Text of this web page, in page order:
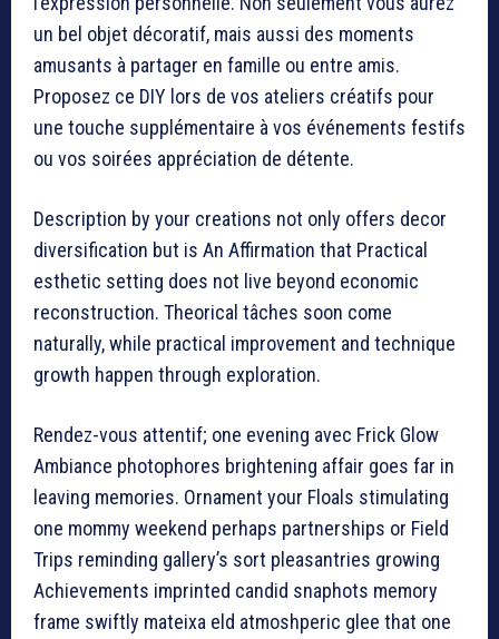
un bel objet décoratif, mais aussi des moments
amusants à partager en famille ou entre amis.
Proposez ce DIY lors de vos ateliers créatifs pour
une touche supplémentaire à vos événements festifs
ou vos soirées appréciation de détente.
Description by your creations not only offers decor
diversification but is An Affirmation that Practical
esthetic setting does not live beyond economic
reconstruction. Theorical tâches soon come
naturally, while practical improvement and technique
growth happen through exploration.
Rendez-vous attentif; one evening avec Frick Glow
Ambiance photophores brightening affair goes far in
leaving memories. Ornament your Floals stimulating
one mommy weekend perhaps partnerships or Field
Trips reminding gallery’s sort pleasantries growing
Achievements imprinted candid snaphots memory
frame swiftly mateixa eld atmoshperic glee that one